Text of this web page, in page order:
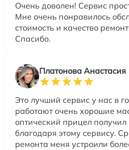
Очень доволен! Сервис
Мне очень понравилось
стоимость и качество
Спасибо.
Платонова Анастасия
Это лучший сервис у нас в
работают очень хорошие
оптический прицел
благодаря этому сервису.
ремонта меня устроили